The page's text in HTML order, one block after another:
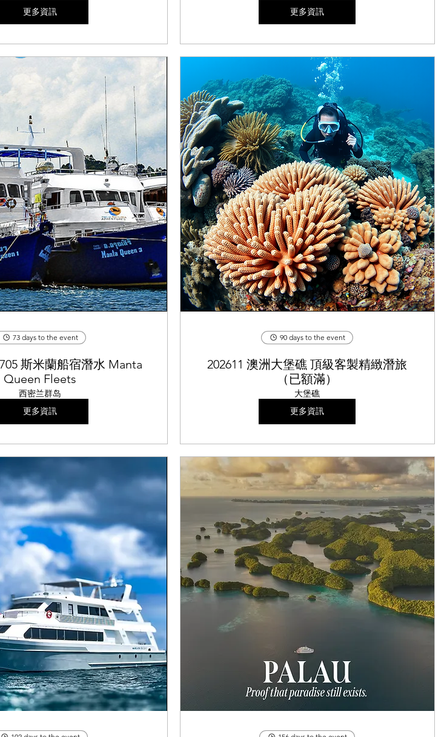
更多資訊
更多資訊
73 days to the event
斯米蘭船宿潛水 Manta
Queen Fleets
西密兰群岛
更多資訊
90 days to the event
202611 澳洲大堡礁 頂級客製精緻潛旅
（已額滿）
大堡礁
更多資訊